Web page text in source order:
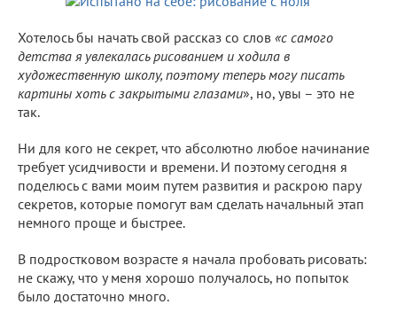
Хотелось бы начать свой рассказ со слов «с самого
детства я увлекалась рисованием и ходила в
художественную школу, поэтому теперь могу писать
картины хоть с закрытыми глазами», но, увы – это не
так.
Ни для кого не секрет, что абсолютно любое начинание
требует усидчивости и времени. И поэтому сегодня я
поделюсь с вами моим путем развития и раскрою пару
секретов, которые помогут вам сделать начальный этап
немного проще и быстрее.
В подростковом возрасте я начала пробовать рисовать:
не скажу, что у меня хорошо получалось, но попыток
было достаточно много.